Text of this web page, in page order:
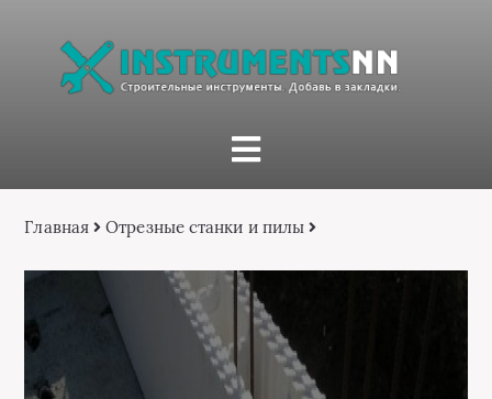
Главная Отрезные станки и пилы